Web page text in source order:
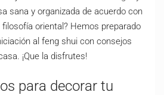
sana y organizada de acuerdo con
oriental? Hemos preparado
al feng shui con consejos
¡Que la disfrutes!
para decorar tu